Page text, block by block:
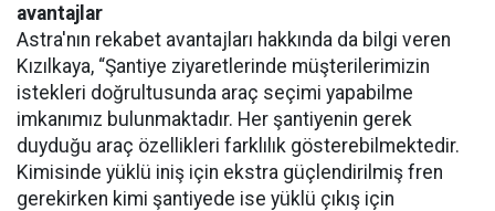
avantajlar
Astra'nın rekabet avantajları hakkında da bilgi veren
Kızılkaya, “Şantiye ziyaretlerinde müşterilerimizin
istekleri doğrultusunda araç seçimi yapabilme
imkanımız bulunmaktadır. Her şantiyenin gerek
duyduğu araç özellikleri farklılık gösterebilmektedir.
Kimisinde yüklü iniş için ekstra güçlendirilmiş fren
gerekirken kimi şantiyede ise yüklü çıkış için